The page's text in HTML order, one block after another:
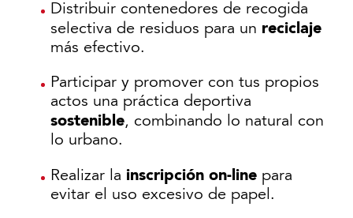
Distribuir contenedores de recogida
selectiva de residuos para un reciclaje
más efectivo.
Participar y promover con tus propios
actos una práctica deportiva
sostenible, combinando lo natural con
lo urbano.
Realizar la inscripción on-line para
evitar el uso excesivo de papel.